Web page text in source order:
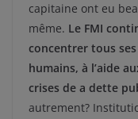
capitaine ont eu
même. Le FMI
concentrer tous
humains, à l’aide
crises de a dette
autrement?